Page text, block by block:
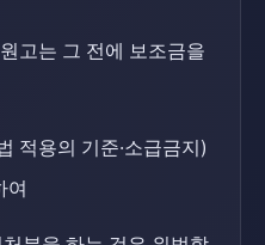
고는 그 전에 보조금을
적용의 기준·소급금지)
여